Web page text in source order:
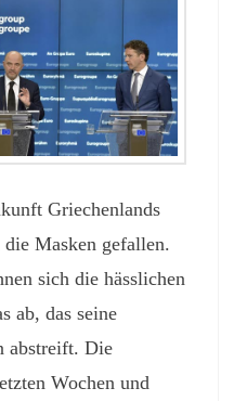
Griechenlands
Masken gefallen.
sich die hässlichen
ab, das seine
abstreift. Die
Wochen und